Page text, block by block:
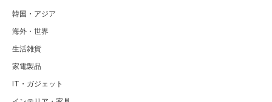
韓国・アジア
海外・世界
生活雑貨
家電製品
IT・ガジェット